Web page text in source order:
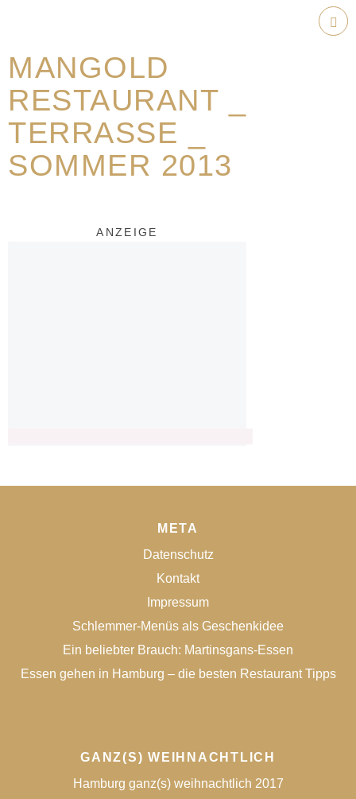
MANGOLD
RESTAURANT _
TERRASSE _
SOMMER 2013
ANZEIGE
META
Datenschutz
Kontakt
Impressum
Schlemmer-Menüs als Geschenkidee
Ein beliebter Brauch: Martinsgans-Essen
Essen gehen in Hamburg – die besten Restaurant Tipps
GANZ(S) WEIHNACHTLICH
Hamburg ganz(s) weihnachtlich 2017